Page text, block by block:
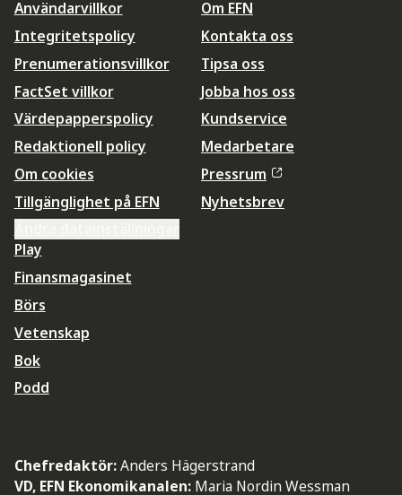
Användarvillkor
Integritetspolicy
Prenumerationsvillkor
FactSet villkor
Värdepapperspolicy
Redaktionell policy
Om cookies
Tillgänglighet på EFN
Om EFN
Kontakta oss
Tipsa oss
Jobba hos oss
Kundservice
Medarbetare
Pressrum
Nyhetsbrev
Play
Finansmagasinet
Börs
Vetenskap
Bok
Podd
Chefredaktör:Anders Hägerstrand
VD, EFN Ekonomikanalen: Maria Nordin Wessman